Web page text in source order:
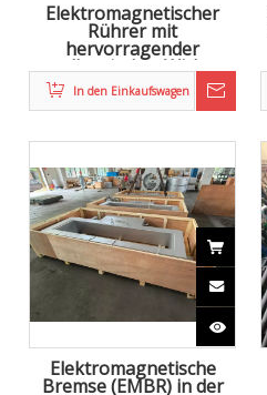
Elektromagnetischer
Rührer mit
hervorragender
metallurgischer Wirkung
für Strangguss
In den Einkaufswagen
Elektromagnetische
Bremse (EMBR) in der